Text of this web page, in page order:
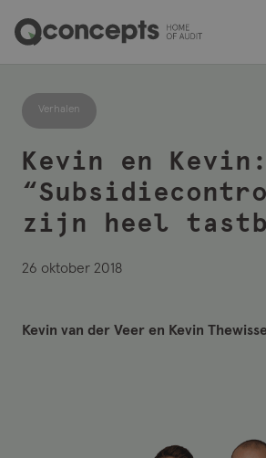
Verhalen
Kevin en Kevin:
zijn heel
26 oktober 2018
Kevin van der Veer en Kevin